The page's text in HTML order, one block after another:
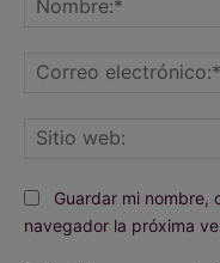
Guardar mi nombre,
navegador la próxima